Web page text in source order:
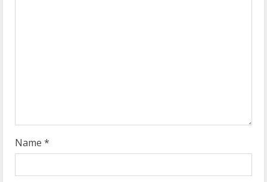
g
Name *